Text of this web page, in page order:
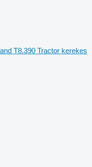
T8.390 Tractor kerekes